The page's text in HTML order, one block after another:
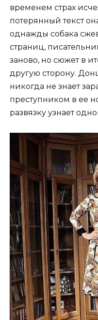
временем страх
потерянный текст
однажды собака
страниц,
заново, но сюжет в
другую сторону.
никогда не знает
преступником в ее
развязку узнает